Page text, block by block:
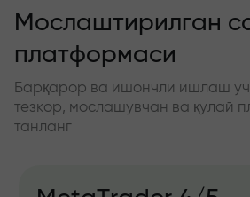
Мослаштирилган
платформаси
Барқарор ва ишончли ишлаш
тезкор, мослашувчан ва қулай
танланг